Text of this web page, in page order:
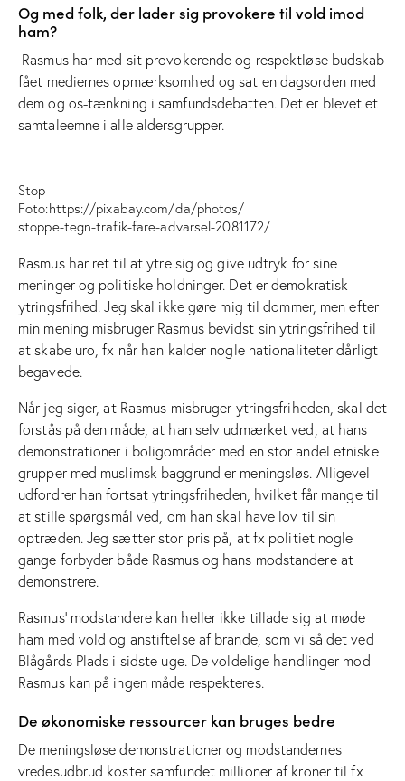
Og med folk, der lader sig provokere til vold imod
ham?
Rasmus har med sit provokerende og respektløse budskab
fået mediernes opmærksomhed og sat en dagsorden med
dem og os-tænkning i samfundsdebatten. Det er blevet et
samtaleemne i alle aldersgrupper.
Stop
Foto:https://pixabay.com/da/photos/
stoppe-tegn-trafik-fare-advarsel-2081172/
Rasmus har ret til at ytre sig og give udtryk for sine
meninger og politiske holdninger. Det er demokratisk
ytringsfrihed. Jeg skal ikke gøre mig til dommer, men efter
min mening misbruger Rasmus bevidst sin ytringsfrihed til
at skabe uro, fx når han kalder nogle nationaliteter dårligt
begavede.
Når jeg siger, at Rasmus misbruger ytringsfriheden, skal det
forstås på den måde, at han selv udmærket ved, at hans
demonstrationer i boligområder med en stor andel etniske
grupper med muslimsk baggrund er meningsløs. Alligevel
udfordrer han fortsat ytringsfriheden, hvilket får mange til
at stille spørgsmål ved, om han skal have lov til sin
optræden. Jeg sætter stor pris på, at fx politiet nogle
gange forbyder både Rasmus og hans modstandere at
demonstrere.
Rasmus’ modstandere kan heller ikke tillade sig at møde
ham med vold og anstiftelse af brande, som vi så det ved
Blågårds Plads i sidste uge. De voldelige handlinger mod
Rasmus kan på ingen måde respekteres.
De økonomiske ressourcer kan bruges bedre
De meningsløse demonstrationer og modstandernes
vredesudbrud koster samfundet millioner af kroner til fx